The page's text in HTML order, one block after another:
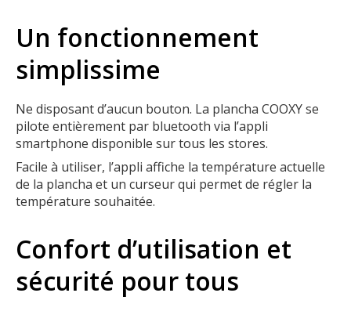
Un fonctionnement
simplissime
Ne disposant d’aucun bouton. La plancha COOXY se
pilote entièrement par bluetooth via l’appli
smartphone disponible sur tous les stores.
Facile à utiliser, l’appli affiche la température actuelle
de la plancha et un curseur qui permet de régler la
température souhaitée.
Confort d’utilisation et
sécurité pour tous